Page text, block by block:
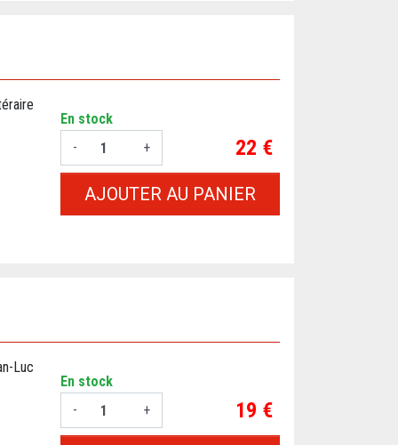
En stock
-
+ Prix
22 €
AJOUTER AU PANIER
Luc
En stock
-
+ Prix
19 €